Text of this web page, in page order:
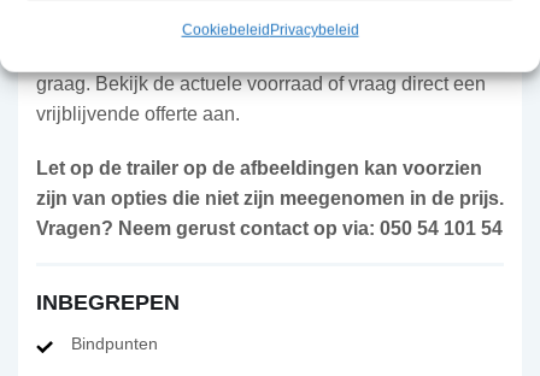
CookiebeleidPrivacybeleid
Twijfel je over de juiste afmeting of of de kipbare
graag. Bekijk de actuele voorraad of vraag direct een
vrijblijvende offerte aan.
Let op de trailer op de afbeeldingen kan voorzien
zijn van opties die niet zijn meegenomen in de prijs.
Vragen? Neem gerust contact op via: 050 54 101 54
INBEGREPEN
Bindpunten